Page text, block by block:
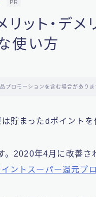
PR
ット・デメ
使い方
プロモーションを含む場合がありま
貯まったdポイントを
。2020年4月に改善さ
ントスーパー還元プ